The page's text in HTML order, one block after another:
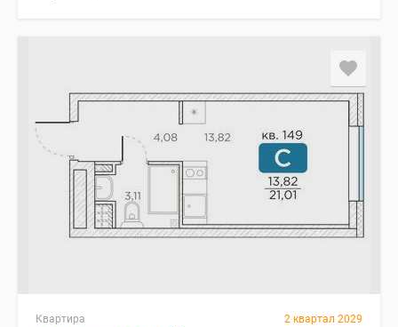
Квартира 2 квартал 2029